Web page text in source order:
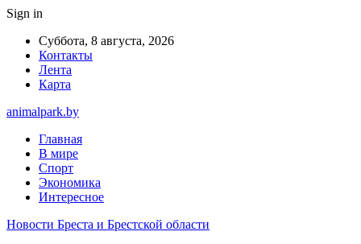
Sign in
Суббота, 8 августа, 2026
Контакты
Лента
Карта
animalpark.by
Главная
В мире
Спорт
Экономика
Интересное
Новости Бреста и Брестской области